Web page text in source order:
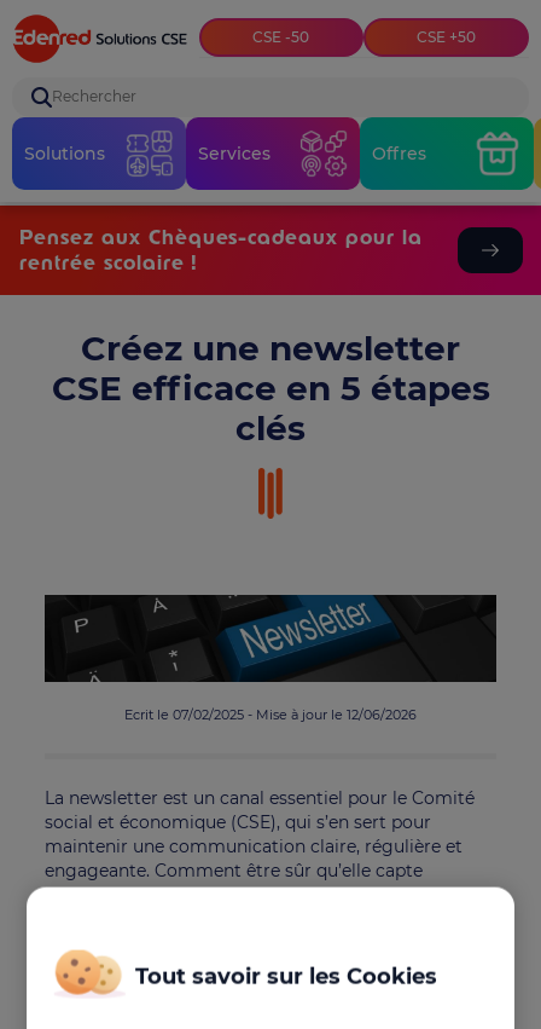
Top menu
CSE -50 CSE +50
Rechercher
Solutions Services Offres
Pensez aux Chèques-cadeaux pour la
rentrée scolaire !
Créez une newsletter
CSE efficace en 5 étapes
clés
Ecrit le 07/02/2025 - Mise à jour le 12/06/2026
La newsletter est un canal essentiel pour le Comité
social et économique (CSE), qui s’en sert pour
maintenir une communication claire, régulière et
engageante. Comment être sûr qu’elle capte
l’attention des salariés et qu’elle leur apporte une
newsletter CSE intéressante et informative.
Tout savoir sur les Cookies